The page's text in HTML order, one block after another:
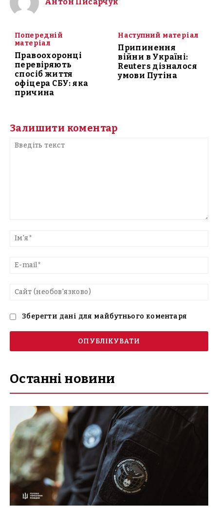
Попередній
матеріал
Правоохоронці
перевіряють
спосіб життя
офіцера СБУ: яка
причина
Наступний матеріал
Припинення
війни в Україні:
Reuters дізналося
умови Путіна
Залишити коментар
текст
Зберегти дані для майбутнього коментаря
Останні новини